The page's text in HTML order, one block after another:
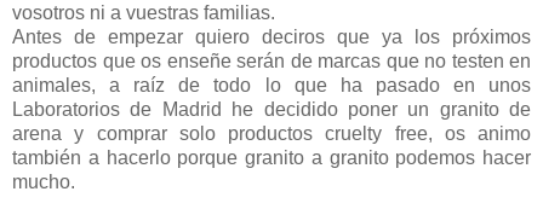
vosotros ni a vuestras familias.
Antes de empezar quiero deciros que ya los próximos
productos que os enseñe serán de marcas que no testen en
animales, a raíz de todo lo que ha pasado en unos
Laboratorios de Madrid he decidido poner un granito de
arena y comprar solo productos cruelty free, os animo
también a hacerlo porque granito a granito podemos hacer
mucho.